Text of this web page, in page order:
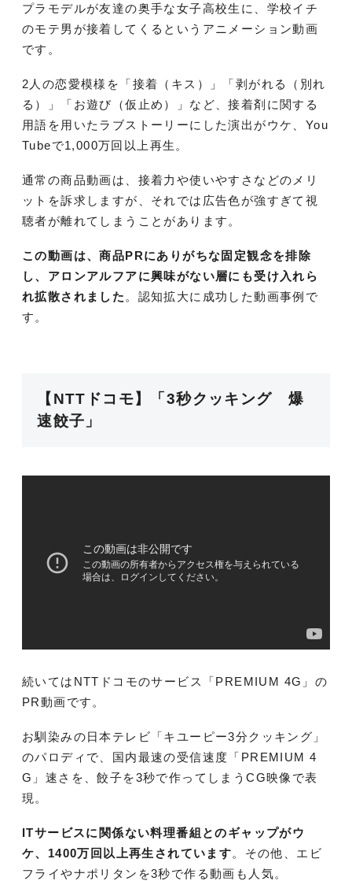
プラモデルが友達の奥手な女子高校生に、学校イチ
のモテ男が接着してくるというアニメーション動画
です。
2人の恋愛模様を「接着（キス）」「剥がれる（別れ
る）」「お遊び（仮止め）」など、接着剤に関する
用語を用いたラブストーリーにした演出がウケ、You
Tubeで1,000万回以上再生。
通常の商品動画は、接着力や使いやすさなどのメリ
ットを訴求しますが、それでは広告色が強すぎて視
聴者が離れてしまうことがあります。
この動画は、商品PRにありがちな固定観念を排除
し、アロンアルフアに興味がない層にも受け入れら
れ拡散されました 。認知拡大に成功した動画事例で
す。
【NTTドコモ】「3秒クッキング 爆
速餃子」
続いてはNTTドコモのサービス「PREMIUM 4G」の
PR動画です。
お馴染みの日本テレビ「キユーピー3分クッキング」
のパロディで、国内最速の受信速度「PREMIUM 4
G」速さを、餃子を3秒で作ってしまうCG映像で表
現。
ITサービスに関係ない料理番組とのギャップがウ
ケ、1400万回以上再生されています。その他、エビ
フライやナポリタンを3秒で作る動画も人気。